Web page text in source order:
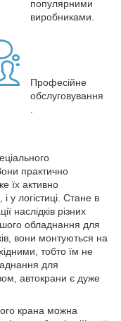
популярними
виробниками.
Професійне
обслуговування
.
практично
їх активно
у логістиці. Стане в
наслідків різних
обладнання для
вони монтуються на
тобто їм не
для
автокрани є дуже
крана можна